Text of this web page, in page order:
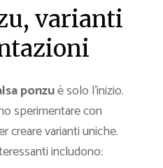
varianti
ponzuè solo l’inizio.
sperimentare con
creare varianti uniche.
includono: